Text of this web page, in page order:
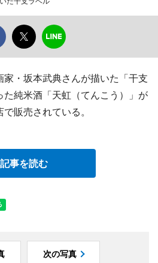
・坂本武典さんが描いた「干支
た純米酒「天虹（てんこう）」が
販売されている。
記事を読む
次の写真